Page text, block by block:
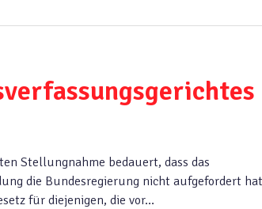
Stellungnahme bedauert, dass das
die Bundesregierung nicht aufgefordert
für diejenigen, die vor…